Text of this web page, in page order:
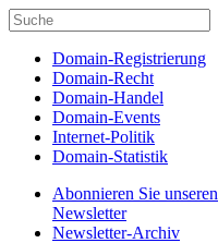
Domain-Registrierung
Domain-Recht
Domain-Handel
Domain-Events
Internet-Politik
Domain-Statistik
Abonnieren Sie unseren
Newsletter
Newsletter-Archiv